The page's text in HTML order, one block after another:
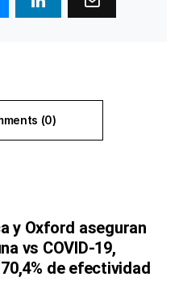
(0)
y Oxford aseguran
vs COVID-19,
de efectividad